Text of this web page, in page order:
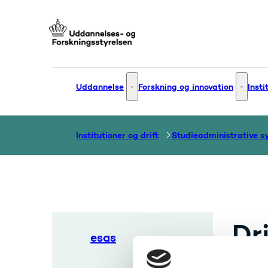
Uddannelse Uddannelse - Flere links
Forskning og innovation
Institutioner og drift
esas